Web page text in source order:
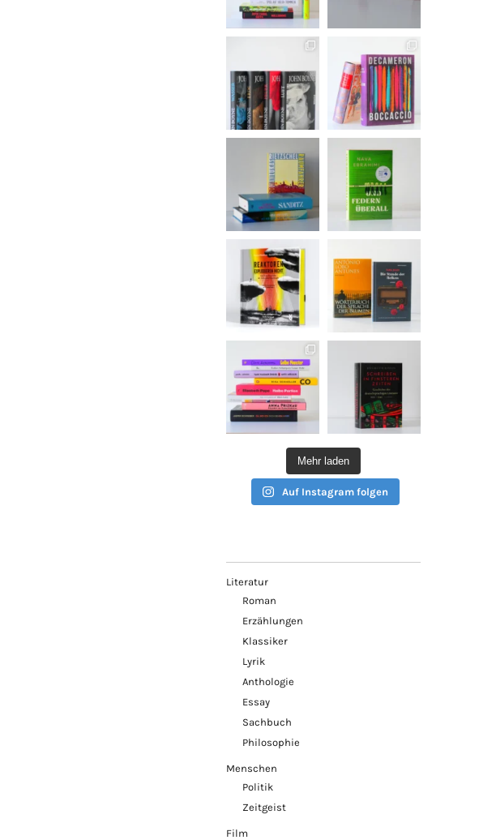
Mehr laden
Auf Instagram folgen
Literatur
Roman
Erzählungen
Klassiker
Lyrik
Anthologie
Essay
Sachbuch
Philosophie
Menschen
Politik
Zeitgeist
Film